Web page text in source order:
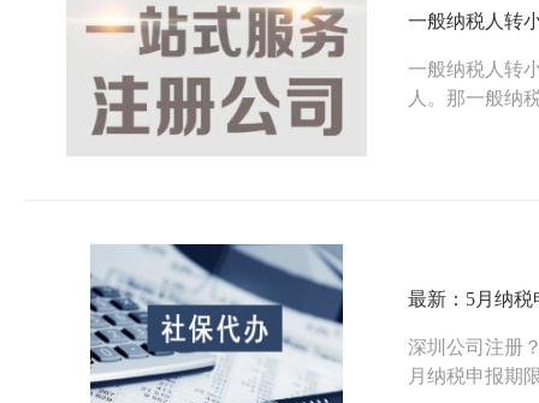
一般纳税人转
一般纳税人转
人。那一般纳
最新：5月纳
深圳公司注册
月纳税申报期